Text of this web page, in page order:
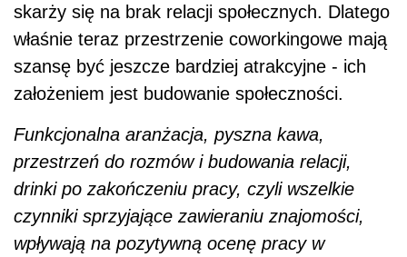
skarży się na brak relacji społecznych. Dlatego
właśnie teraz przestrzenie coworkingowe mają
szansę być jeszcze bardziej atrakcyjne - ich
założeniem jest budowanie społeczności.
Funkcjonalna aranżacja, pyszna kawa,
przestrzeń do rozmów i budowania relacji,
drinki po zakończeniu pracy, czyli wszelkie
czynniki sprzyjające zawieraniu znajomości,
wpływają na pozytywną ocenę pracy w